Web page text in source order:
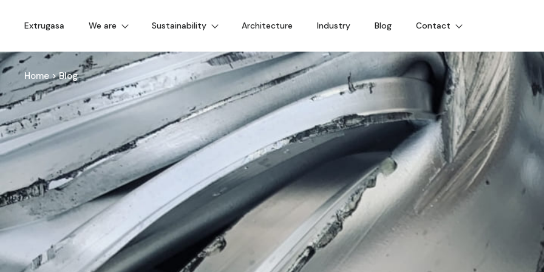
Extrugasa We are Sustainability Architecture Industry Blog Contact
Home>Blog